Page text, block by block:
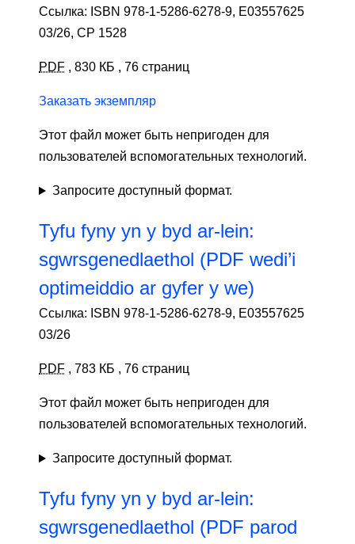
Ссылка: ISBN 978-1-5286-6278-9, E03557625
03/26, CP 1528
PDF , 830 КБ , 76 страниц
Заказать экземпляр
Этот файл может быть непригоден для
пользователей вспомогательных технологий.
Запросите доступный формат.
Tyfu fyny yn y byd ar-lein:
sgwrsgenedlaethol (PDF wedi’i
optimeiddio ar gyfer y we)
Ссылка: ISBN 978-1-5286-6278-9, E03557625
03/26
PDF , 783 КБ , 76 страниц
Этот файл может быть непригоден для
пользователей вспомогательных технологий.
Запросите доступный формат.
Tyfu fyny yn y byd ar-lein:
sgwrsgenedlaethol (PDF parod